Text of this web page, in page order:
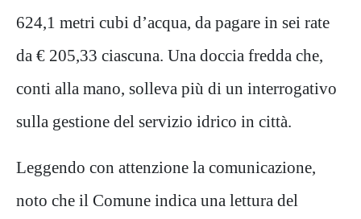
624,1 metri cubi d’acqua, da pagare in sei rate
da € 205,33 ciascuna. Una doccia fredda che,
conti alla mano, solleva più di un interrogativo
sulla gestione del servizio idrico in città.
Leggendo con attenzione la comunicazione,
noto che il Comune indica una lettura del